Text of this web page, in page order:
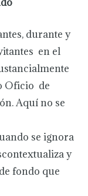
durante y
en el
Oficio de
Aquí no se
se ignora
y
fondo que